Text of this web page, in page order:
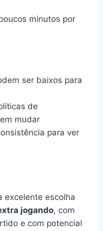
minutos por
ser baixos para
de
mudar
para ver
excelente escolha
jogando, com
e com potencial